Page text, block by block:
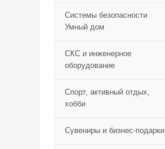
Системы безопасности
Умный дом
СКС и инженерное
оборудование
Спорт, активный отдых,
хобби
Сувениры и бизнес-подарки